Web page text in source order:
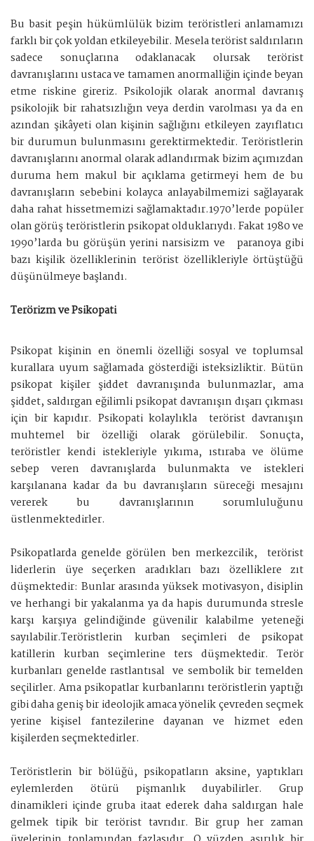
Bu basit peşin hükümlülük bizim teröristleri anlamamızı
farklı bir çok yoldan etkileyebilir. Mesela terörist saldırıların
sadece sonuçlarına odaklanacak olursak terörist
davranışlarını ustaca ve tamamen anormalliğin içinde beyan
etme riskine gireriz. Psikolojik olarak anormal davranış
psikolojik bir rahatsızlığın veya derdin varolması ya da en
azından şikâyeti olan kişinin sağlığını etkileyen zayıflatıcı
bir durumun bulunmasını gerektirmektedir. Teröristlerin
davranışlarını anormal olarak adlandırmak bizim açımızdan
duruma hem makul bir açıklama getirmeyi hem de bu
davranışların sebebini kolayca anlayabilmemizi sağlayarak
daha rahat hissetmemizi sağlamaktadır.1970’lerde popüler
olan görüş teröristlerin psikopat olduklarıydı. Fakat 1980 ve
1990’larda bu görüşün yerini narsisizm ve paranoya gibi
bazı kişilik özelliklerinin terörist özellikleriyle örtüştüğü
düşünülmeye başlandı.
Terörizm ve Psikopati
Psikopat kişinin en önemli özelliği sosyal ve toplumsal
kurallara uyum sağlamada gösterdiği isteksizliktir. Bütün
psikopat kişiler şiddet davranışında bulunmazlar, ama
şiddet, saldırgan eğilimli psikopat davranışın dışarı çıkması
için bir kapıdır. Psikopati kolaylıkla terörist davranışın
muhtemel bir özelliği olarak görülebilir. Sonuçta,
teröristler kendi istekleriyle yıkıma, ıstıraba ve ölüme
sebep veren davranışlarda bulunmakta ve istekleri
karşılanana kadar da bu davranışların süreceği mesajını
vererek bu davranışlarının sorumluluğunu
üstlenmektedirler.
Psikopatlarda genelde görülen ben merkezcilik, terörist
liderlerin üye seçerken aradıkları bazı özelliklere zıt
düşmektedir: Bunlar arasında yüksek motivasyon, disiplin
ve herhangi bir yakalanma ya da hapis durumunda stresle
karşı karşıya gelindiğinde güvenilir kalabilme yeteneği
sayılabilir.Teröristlerin kurban seçimleri de psikopat
katillerin kurban seçimlerine ters düşmektedir. Terör
kurbanları genelde rastlantısal ve sembolik bir temelden
seçilirler. Ama psikopatlar kurbanlarını teröristlerin yaptığı
gibi daha geniş bir ideolojik amaca yönelik çevreden seçmek
yerine kişisel fantezilerine dayanan ve hizmet eden
kişilerden seçmektedirler.
Teröristlerin bir bölüğü, psikopatların aksine, yaptıkları
eylemlerden ötürü pişmanlık duyabilirler. Grup
dinamikleri içinde gruba itaat ederek daha saldırgan hale
gelmek tipik bir terörist tavrıdır. Bir grup her zaman